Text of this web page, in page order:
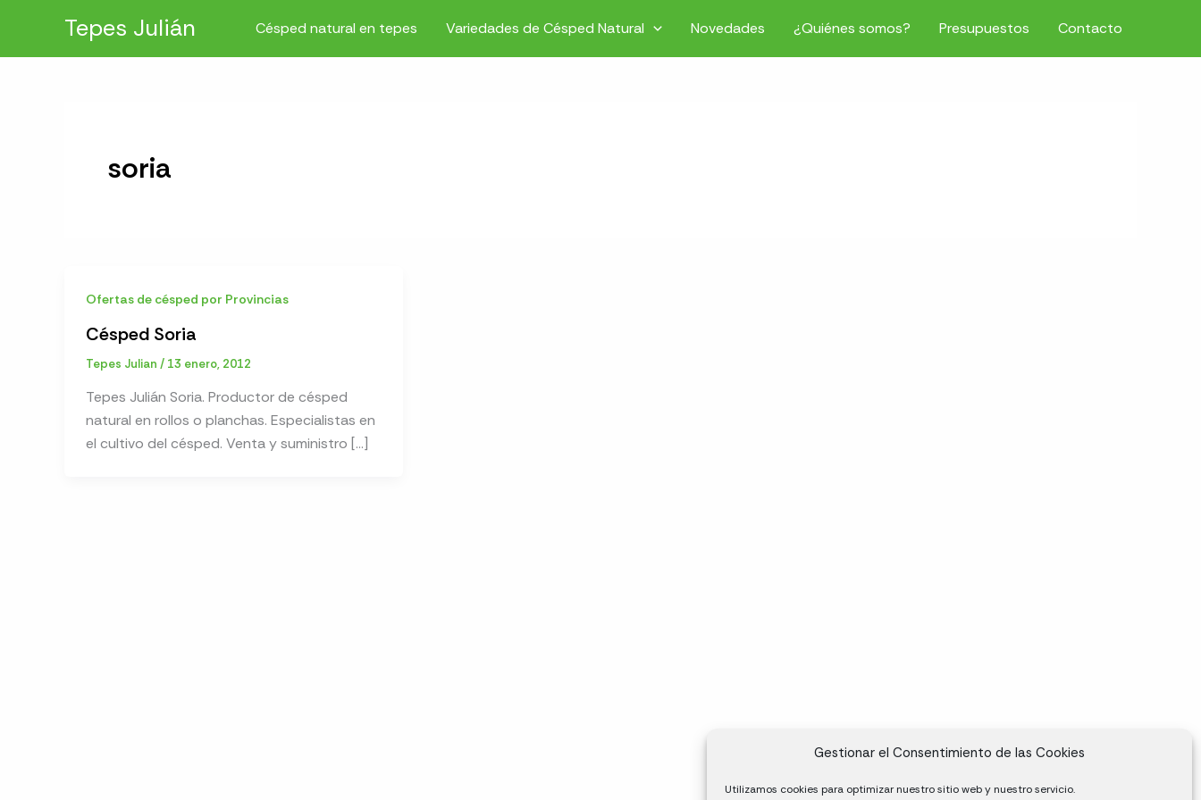
Gestionar el Consentimiento de las Cookies
Utilizamos cookies para optimizar nuestro sitio web y nuestro servicio.
contenido
Tepes Julián Césped natural en tepes Variedades de Césped Natural Novedades ¿Quiénes somos? Presupuestos Contacto
soria
Ofertas de césped por Provincias
Césped Soria
Tepes Julian / 13 enero, 2012
Tepes Julián Soria. Productor de césped
natural en rollos o planchas. Especialistas en
el cultivo del césped. Venta y suministro […]